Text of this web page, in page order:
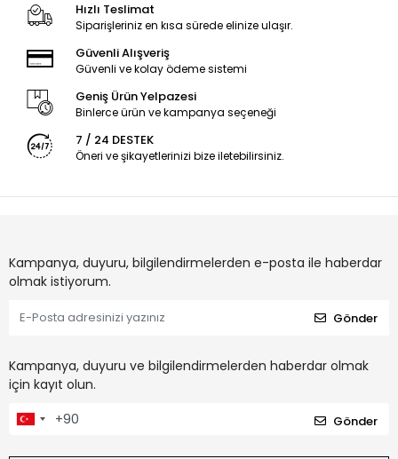
Hızlı Teslimat
Siparişleriniz en kısa sürede elinize ulaşır.
Güvenli Alışveriş
Güvenli ve kolay ödeme sistemi
Geniş Ürün Yelpazesi
Binlerce ürün ve kampanya seçeneği
7 / 24 DESTEK
Öneri ve şikayetlerinizi bize iletebilirsiniz.
Kampanya, duyuru, bilgilendirmelerden e-posta ile haberdar
olmak istiyorum.
Gönder
Kampanya, duyuru ve bilgilendirmelerden haberdar olmak
için kayıt olun.
Gönder